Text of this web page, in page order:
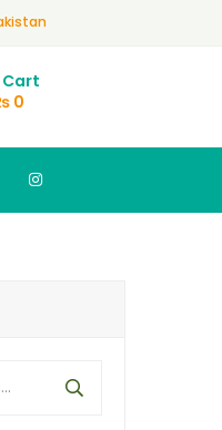
Cart
0